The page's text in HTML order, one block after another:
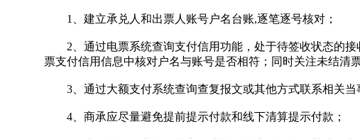
1、建立承兑人和出票人账号户名台账,逐笔逐号核对；
2、通过电票系统查询支付信用功能，处于待签收状态的接
票支付信用信息中核对户名与账号是否相符；同时关注未结清
3、通过大额支付系统查询查复报文或其他方式联系相关当
4、商承应尽量避免提前提示付款和线下清算提示付款；